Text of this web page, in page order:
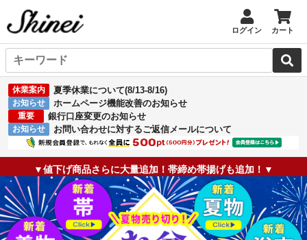
ログイン カート
休業案内 夏季休業について(8/13-8/16)
お知らせ ホームページ機能改善のお知らせ
重要 銀行口座変更のお知らせ
お知らせ お問い合わせに対するご返信メールについて
▼値下げ商品さらに大量追加！帯締め帯揚げも追加！▼